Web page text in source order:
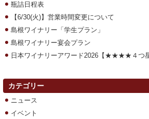
瓶詰日程表
【6/30(火)】営業時間変更について
島根ワイナリー「学生プラン」
島根ワイナリー宴会プラン
日本ワイナリーアワード2026【★★★★４つ星
カテゴリー
ニュース
イベント